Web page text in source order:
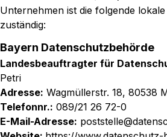
Unternehmen ist die folgende
zuständig:
Bayern Datenschutzbehörde
Landesbeauftragter für
Petri
Adresse: Wagmüllerstr. 18, 80538
Telefonnr.: 089/21 26 72-0
E-Mail-Adresse: